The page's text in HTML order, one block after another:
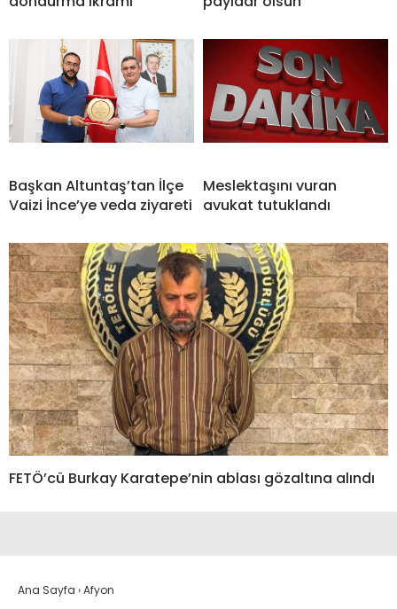
Başkan Altuntaş’tan İlçe
Vaizi İnce’ye veda ziyareti
Meslektaşını vuran
avukat tutuklandı
FETÖ’cü Burkay Karatepe’nin ablası gözaltına alındı
Ana Sayfa ›Afyon